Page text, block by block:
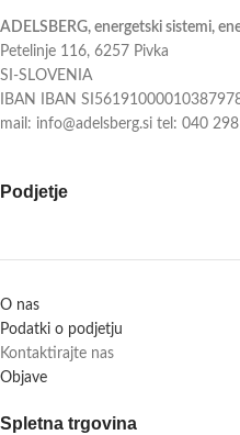
ADELSBERG, energetski sistemi,
Petelinje 116, 6257 Pivka
SI-SLOVENIA
IBAN IBAN
mail: info@adelsberg.si tel: 040
Podjetje
O nas
Podatki o podjetju
Kontaktirajte nas
Objave
Spletna trgovina